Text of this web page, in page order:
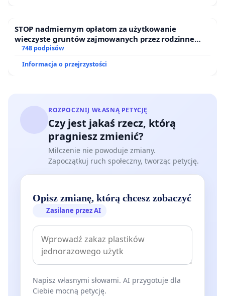
STOP nadmiernym opłatom za użytkowanie
wieczyste gruntów zajmowanych przez rodzinne
ogrody działkowe.
748 podpisów
Informacja o przejrzystości
ROZPOCZNIJ WŁASNĄ PETYCJĘ
Czy jest jakaś rzecz, którą
pragniesz zmienić?
Milczenie nie powoduje zmiany.
Zapoczątkuj ruch społeczny, tworząc petycję.
Opisz zmianę, którą chcesz zobaczyć
Zasilane przez AI
Napisz własnymi słowami. AI przygotuje dla
Ciebie mocną petycję.